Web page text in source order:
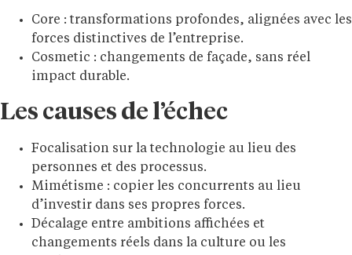
Core : transformations profondes, alignées avec les
forces distinctives de l’entreprise.
Cosmetic : changements de façade, sans réel
impact durable.
Les causes de l’échec
Focalisation sur la technologie au lieu des
personnes et des processus.
Mimétisme : copier les concurrents au lieu
d’investir dans ses propres forces.
Décalage entre ambitions affichées et
changements réels dans la culture ou les